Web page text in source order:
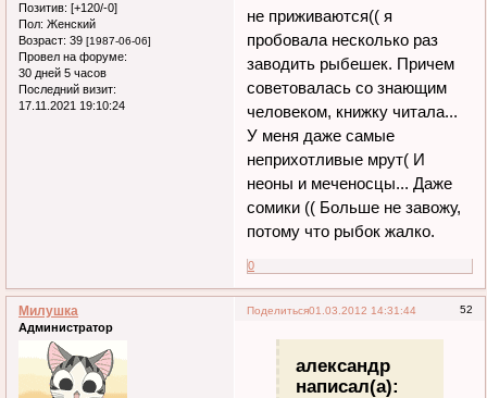
Позитив: [+120/-0]
Пол: Женский
Возраст: 39 [1987-06-06]
Провел на форуме:
30 дней 5 часов
Последний визит:
17.11.2021 19:10:24
не приживаются(( я
пробовала несколько раз
заводить рыбешек. Причем
советовалась со знающим
человеком, книжку читала...
У меня даже самые
неприхотливые мрут( И
неоны и меченосцы... Даже
сомики (( Больше не завожу,
потому что рыбок жалко.
0
Поделиться 52
01.03.2012 14:31:44
Милушка
Администратор
александр
написал(а):